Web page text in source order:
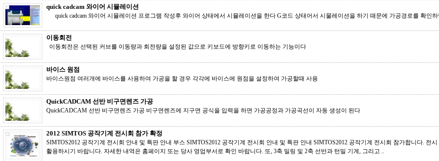
quick cadcam 와이어 시뮬레이션
quick cadcam 와이어 시뮬레이션 프로그램 작성후 와이어 상태에서 시뮬레이션을 한다 G코드 상태어서 시물레이션을 하기 때문에 가공경로를 확
이동회전
이동회전은 선택된 커브를 이동량과 회전량을 설정된 값으로 키보드에 방향키로 이동하는 기능이다
바이스 원점
바이스원점 여러개에 바이스를 사용하여 가공을 할 경우 각각에 바이스에 원점을 설정하여 가공할때 사용
QuickCADCAM 선반 비구면렌즈 가공
QuickCADCAM 선반 비구면렌즈 가공 비구면렌즈에 지구면 공식을 입력을 하면 가공공정과 가공곡선이 자동 생성이 된다
2012 SIMTOS 공작기계 전시회 참가 확정
SIMTOS2012 공작기계 전시회 안내 및 특판 안내 부스 SIMTOS2012 공작기계 전시회 안내 및 특판 안내 SIMTOS2012 공작기계 전시회 참가합니다. 전
활용하시기 바랍니다. 자세한 내역은 홈페이지 또는 당사 영업부서로 확인 바랍니다. 또, 3축 밀링 및 2축 선반과 턴밀 기계, 그리고 ..